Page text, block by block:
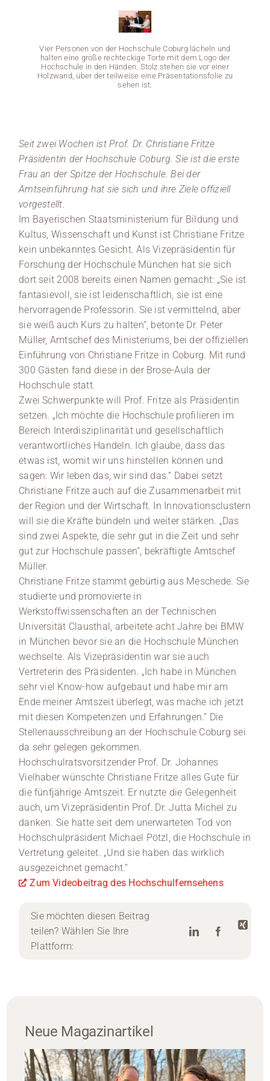
Stellenangebote
Vier Personen von der Hochschule Coburg lächeln und
halten eine große rechteckige Torte mit dem Logo der
Hochschule in den Händen. Stolz stehen sie vor einer
Holzwand, über der teilweise eine Präsentationsfolie zu
sehen ist.
Seit zwei Wochen ist Prof. Dr. Christiane Fritze
Präsidentin der Hochschule Coburg. Sie ist die erste
Frau an der Spitze der Hochschule. Bei der
Amtseinführung hat sie sich und ihre Ziele offiziell
vorgestellt.
Im Bayerischen Staatsministerium für Bildung und
Kultus, Wissenschaft und Kunst ist Christiane Fritze
kein unbekanntes Gesicht. Als Vizepräsidentin für
Forschung der Hochschule München hat sie sich
dort seit 2008 bereits einen Namen gemacht: „Sie ist
fantasievoll, sie ist leidenschaftlich, sie ist eine
hervorragende Professorin. Sie ist vermittelnd, aber
sie weiß auch Kurs zu halten“, betonte Dr. Peter
Müller, Amtschef des Ministeriums, bei der offiziellen
Einführung von Christiane Fritze in Coburg. Mit rund
300 Gästen fand diese in der Brose-Aula der
Hochschule statt.
Zwei Schwerpunkte will Prof. Fritze als Präsidentin
setzen. „Ich möchte die Hochschule profilieren im
Bereich Interdisziplinarität und gesellschaftlich
verantwortliches Handeln. Ich glaube, dass das
etwas ist, womit wir uns hinstellen können und
sagen: Wir leben das, wir sind das.“ Dabei setzt
Christiane Fritze auch auf die Zusammenarbeit mit
der Region und der Wirtschaft. In Innovationsclustern
will sie die Kräfte bündeln und weiter stärken. „Das
sind zwei Aspekte, die sehr gut in die Zeit und sehr
gut zur Hochschule passen“, bekräftigte Amtschef
Müller.
Christiane Fritze stammt gebürtig aus Meschede. Sie
studierte und promovierte in
Werkstoffwissenschaften an der Technischen
Universität Clausthal, arbeitete acht Jahre bei BMW
in München bevor sie an die Hochschule München
wechselte. Als Vizepräsidentin war sie auch
Vertreterin des Präsidenten. „Ich habe in München
sehr viel Know-how aufgebaut und habe mir am
Ende meiner Amtszeit überlegt, was mache ich jetzt
mit diesen Kompetenzen und Erfahrungen.“ Die
Stellenausschreibung an der Hochschule Coburg sei
da sehr gelegen gekommen.
Hochschulratsvorsitzender Prof. Dr. Johannes
Vielhaber wünschte Christiane Fritze alles Gute für
die fünfjährige Amtszeit. Er nutzte die Gelegenheit
auch, um Vizepräsidentin Prof. Dr. Jutta Michel zu
danken. Sie hatte seit dem unerwarteten Tod von
Hochschulpräsident Michael Pötzl, die Hochschule in
Vertretung geleitet. „Und sie haben das wirklich
ausgezeichnet gemacht.“
Zum Videobeitrag des Hochschulfernsehens
Sie möchten diesen Beitrag
teilen? Wählen Sie Ihre
Plattform:
Neue Magazinartikel